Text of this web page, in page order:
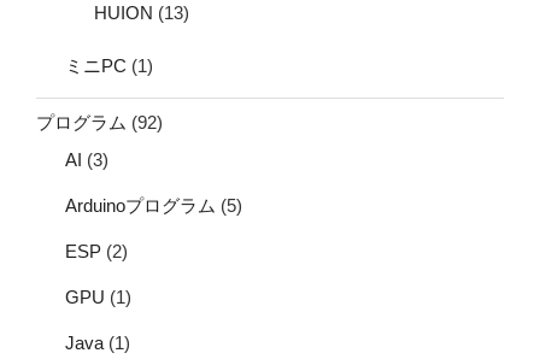
HUION (13)
ミニPC (1)
プログラム (92)
AI (3)
Arduinoプログラム (5)
ESP (2)
GPU (1)
Java (1)